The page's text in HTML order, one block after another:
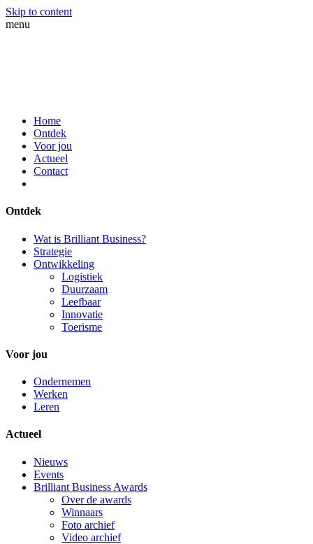
Skip to content
menu
Home
Ontdek
Voor jou
Actueel
Contact
Ontdek
Wat is Brilliant Business?
Strategie
Ontwikkeling
Logistiek
Duurzaam
Leefbaar
Innovatie
Toerisme
Voor jou
Ondernemen
Werken
Leren
Actueel
Nieuws
Events
Brilliant Business Awards
Over de awards
Winnaars
Foto archief
Video archief